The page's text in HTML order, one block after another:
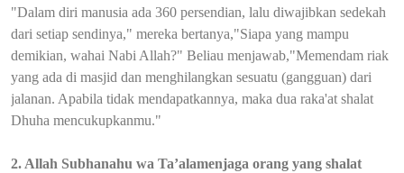
"Dalam diri manusia ada 360 persendian, lalu diwajibkan sedekah
dari setiap sendinya," mereka bertanya,"Siapa yang mampu
demikian, wahai Nabi Allah?" Beliau menjawab,"Memendam riak
yang ada di masjid dan menghilangkan sesuatu (gangguan) dari
jalanan. Apabila tidak mendapatkannya, maka dua raka'at shalat
Dhuha mencukupkanmu."
2. Allah Subhanahu wa Ta’alamenjaga orang yang shalat